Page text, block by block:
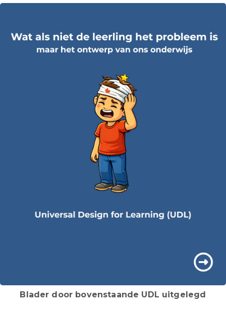
Blader door bovenstaande UDL uitgelegd